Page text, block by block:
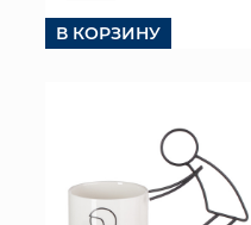
В КОРЗИНУ